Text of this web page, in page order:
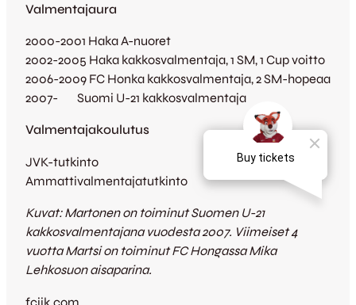
Valmentajaura
2000-2001 Haka A-nuoret
2002-2005 Haka kakkosvalmentaja, 1 SM, 1 Cup voitto
2006-2009 FC Honka kakkosvalmentaja, 2 SM-hopeaa
2007- Suomi U-21 kakkosvalmentaja
Valmentajakoulutus
JVK-tutkinto
Ammattivalmentajatutkinto
Kuvat: Martonen on toiminut Suomen U-21
kakkosvalmentajana vuodesta 2007. Viimeiset 4
vuotta Martsi on toiminut FC Hongassa Mika
Lehkosuon aisaparina.
fcjjk.com